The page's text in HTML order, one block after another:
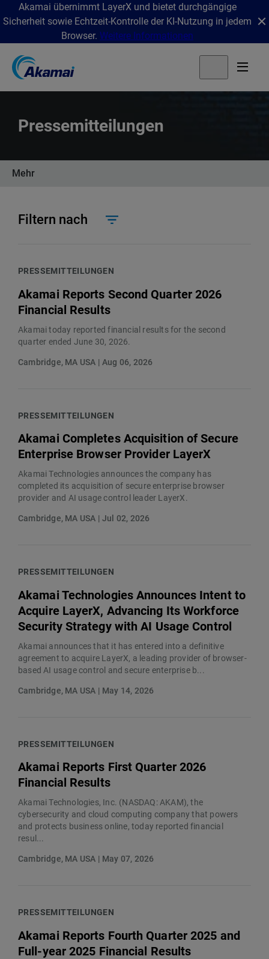
Akamai übernimmt LayerX und bietet durchgängige
Sicherheit sowie Echtzeit-Kontrolle der KI-Nutzung in jedem
Browser. Weitere Informationen
Pressemitteilungen
Mehr
Filtern nach
PRESSEMITTEILUNGEN
Akamai Reports Second Quarter 2026
Financial Results
Akamai today reported financial results for the second
quarter ended June 30, 2026.
Cambridge, MA USA | Aug 06, 2026
PRESSEMITTEILUNGEN
Akamai Completes Acquisition of Secure
Enterprise Browser Provider LayerX
Akamai Technologies announces the company has
completed its acquisition of secure enterprise browser
provider and AI usage control leader LayerX.
Cambridge, MA USA | Jul 02, 2026
PRESSEMITTEILUNGEN
Akamai Technologies Announces Intent to
Acquire LayerX, Advancing Its Workforce
Security Strategy with AI Usage Control
Akamai announces that it has entered into a definitive
agreement to acquire LayerX, a leading provider of browser-
based AI usage control and secure enterprise b...
Cambridge, MA USA | May 14, 2026
PRESSEMITTEILUNGEN
Akamai Reports First Quarter 2026
Financial Results
Akamai Technologies, Inc. (NASDAQ: AKAM), the
cybersecurity and cloud computing company that powers
and protects business online, today reported financial
resul...
Cambridge, MA USA | May 07, 2026
PRESSEMITTEILUNGEN
Akamai Reports Fourth Quarter 2025 and
Full-year 2025 Financial Results